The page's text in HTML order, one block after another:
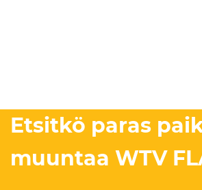
Etsitkö paras
muuntaa WTV